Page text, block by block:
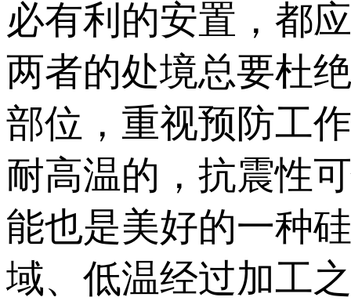
必有利的安置，都
两者的处境总要杜
部位，重视预防工
耐高温的，抗震性
能也是美好的一种
域、低温经过加工